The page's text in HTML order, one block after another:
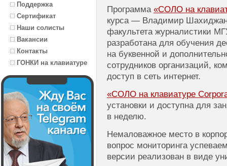
Поддержка
Сертификат
Наши солисты
Вакансии
Контакты
ГОНКИ на клавиатуре
Программа «СОЛО на
курса — Владимир
факультета журналистики
разработана для обучения
на буквенной и
сотрудников организаций,
доступ в сеть интернет.
«СОЛО на клавиатуре
установки и доступна для
в неделю.
Немаловажное место в
вопрос мониторинга
версии реализован в виде